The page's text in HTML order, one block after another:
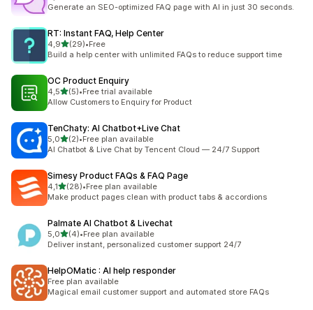
Generate an SEO-optimized FAQ page with AI in just 30 seconds.
RT: Instant FAQ, Help Center
4,9de 5 estrelas
(29)
29 total de avaliações
•Free
Build a help center with unlimited FAQs to reduce support time
OC Product Enquiry
4,5de 5 estrelas
(5)
5 total de avaliações
•Free trial available
Allow Customers to Enquiry for Product
TenChaty: AI Chatbot+Live Chat
5,0de 5 estrelas
(2)
2 total de avaliações
•Free plan available
AI Chatbot & Live Chat by Tencent Cloud — 24/7 Support
Simesy Product FAQs & FAQ Page
4,1de 5 estrelas
(28)
28 total de avaliações
•Free plan available
Make product pages clean with product tabs & accordions
Palmate AI Chatbot & Livechat
5,0de 5 estrelas
(4)
4 total de avaliações
•Free plan available
Deliver instant, personalized customer support 24/7
HelpOMatic : AI help responder
Free plan available
Magical email customer support and automated store FAQs